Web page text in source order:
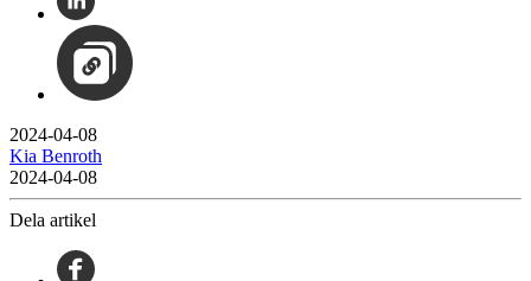
2024-04-08
Kia Benroth
2024-04-08
Dela artikel